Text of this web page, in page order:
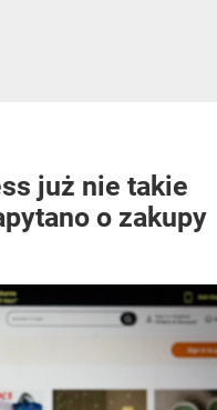
już nie takie
o zakupy